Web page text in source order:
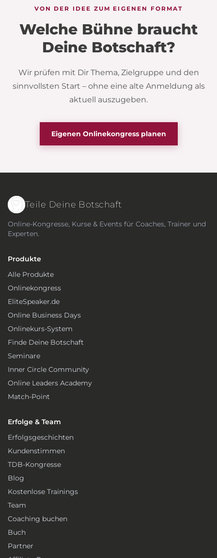
VON DER IDEE ZUM EIGENEN FORMAT
Welche Bühne braucht
Deine Botschaft?
Wir prüfen mit Dir Thema, Zielgruppe und den
sinnvollsten Start – ohne eine alte Anmeldung als
aktuell auszugeben.
Eigenen Onlinekongress planen
Teile Deine Botschaft
Online-Kongresse, Kurse & Events für Coaches, Trainer und
Experten.
Produkte
Alle Produkte
Onlinekongress
EliteSpeaker.de
Online Business Days
Onlinekurs-System
Finde Deine Botschaft
Seminare
Inner Circle Community
Online Leaders Academy
Match-Point
Erfolge & Team
Erfolgsgeschichten
Kundenstimmen
TDB-Kongresse
Blog
Kostenlose Trainings
Team
Coaching buchen
Buch
Partner